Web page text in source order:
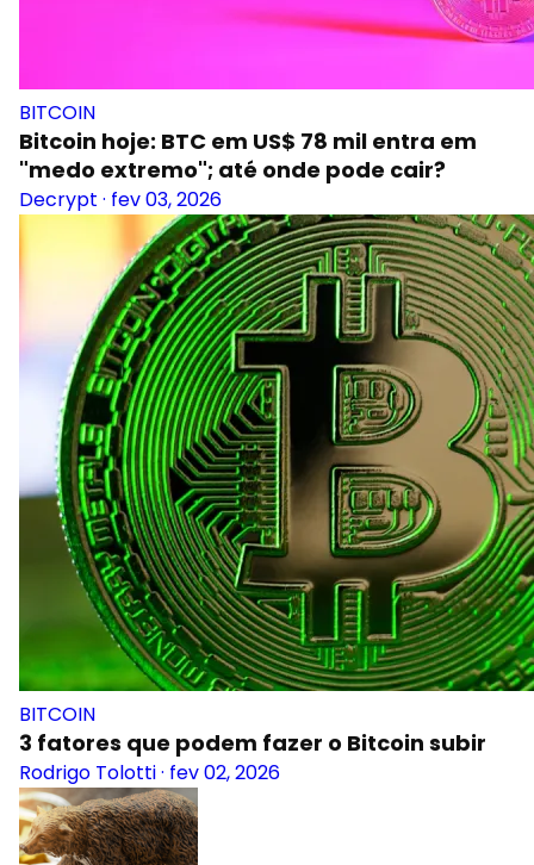
BITCOIN
Bitcoin hoje: BTC em US$ 78 mil entra em
"medo extremo"; até onde pode cair?
Decrypt · fev 03, 2026
BITCOIN
3 fatores que podem fazer o Bitcoin subir
Rodrigo Tolotti· fev 02, 2026